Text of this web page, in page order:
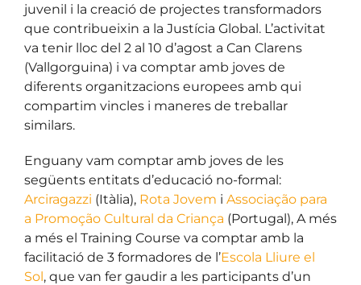
juvenil i la creació de projectes transformadors
que contribueixin a la Justícia Global. L’activitat
va tenir lloc del 2 al 10 d’agost a Can Clarens
(Vallgorguina) i va comptar amb joves de
diferents organitzacions europees amb qui
compartim vincles i maneres de treballar
similars.
Enguany vam comptar amb joves de les
següents entitats d’educació no-formal:
Arciragazzi (Itàlia), Rota Jovem i Associação para
a Promoção Cultural da Criança (Portugal), A més
a més el Training Course va comptar amb la
facilitació de 3 formadores de l’Escola Lliure el
Sol, que van fer gaudir a les participants d’un